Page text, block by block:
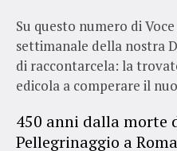
Su questo numero di
settimanale della nostra
di raccontarcela: la
edicola a comperare il
450 anni dalla morte
Pellegrinaggio a Roma